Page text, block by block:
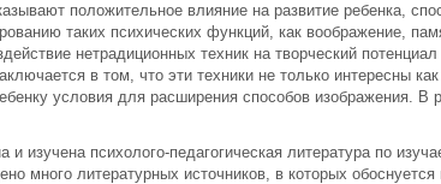
положительное влияние на развитие ребенка,
таких психических функций, как воображение,
нетрадиционных техник на творческий
в том, что эти техники не только интересны
условия для расширения способов изображения.
и изучена психолого-педагогическая литература по
много литературных источников, в которых